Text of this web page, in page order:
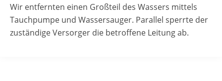
Wir entfernten einen Großteil des Wassers mittels
Tauchpumpe und Wassersauger. Parallel sperrte der
zuständige Versorger die betroffene Leitung ab.